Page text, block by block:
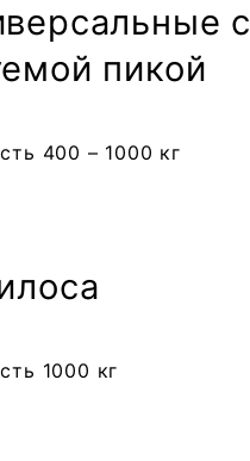
с
пикой
400 – 1000 кг
1000 кг